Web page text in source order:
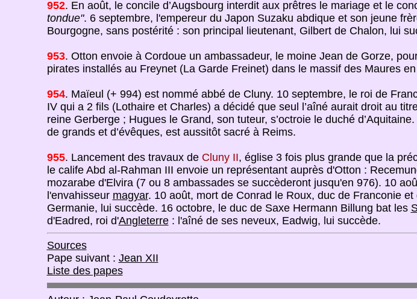
952. En août, le concile d’Augsbourg interdit aux prêtres le mariage et le
tondue". 6 septembre, l'empereur du Japon Suzaku abdique et son jeune
Bourgogne, sans postérité : son principal lieutenant, Gilbert de Chalon, lui
953. Otton envoie à Cordoue un ambassadeur, le moine Jean de Gorze,
pirates installés au Freynet (La Garde Freinet) dans le massif des Maures
954. Maïeul (+ 994) est nommé abbé de Cluny. 10 septembre, le roi de
IV qui a 2 fils (Lothaire et Charles) a décidé que seul l’aîné aurait droit au
reine Gerberge ; Hugues le Grand, son tuteur, s’octroie le duché
de grands et d’évêques, est aussitôt sacré à Reims.
955. Lancement des travaux de Cluny II, église 3 fois plus grande que la
le calife Abd al-Rahman III envoie un représentant auprès d'Otton :
mozarabe d'Elvira (7 ou 8 ambassades se succèderont jusqu'en 976). 10
l'envahisseur magyar. 10 août, mort de Conrad le Roux, duc de Franconie
Germanie, lui succède. 16 octobre, le duc de Saxe Hermann Billung bat les
d'Eadred, roi d'Angleterre: l'aîné de ses neveux, Eadwig, lui succède.
Sources
Pape suivant : Jean XII
Liste des papes